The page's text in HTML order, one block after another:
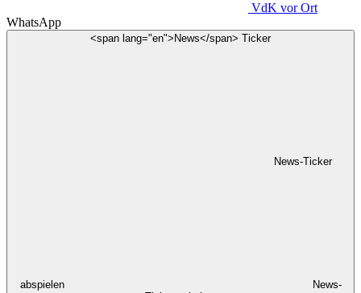
VdK vor Ort
WhatsApp
<span lang="en">News</span> Ticker
News-Ticker
abspielen
News-